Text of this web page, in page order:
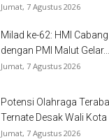
Jumat, 7 Agustus 2026
Milad ke-62: HMI
dengan PMI Malut Gelar...
Jumat, 7 Agustus 2026
Potensi Olahraga
Ternate Desak Wali
Jumat, 7 Agustus 2026